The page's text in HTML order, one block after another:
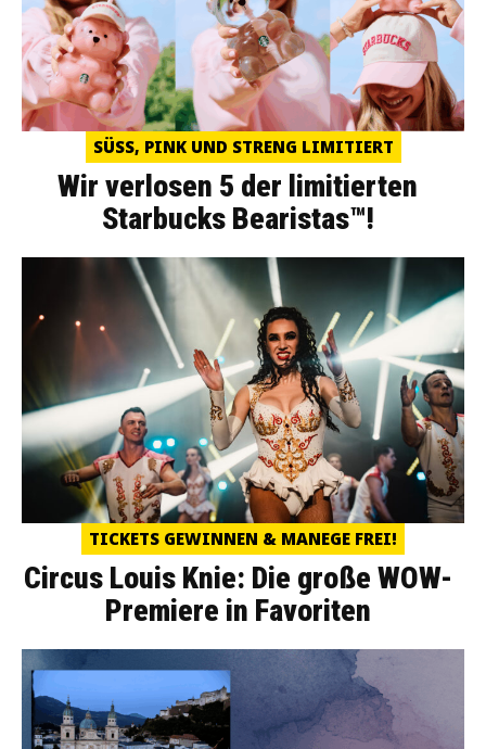
SÜSS, PINK UND STRENG LIMITIERT
Wir verlosen 5 der limitierten
Starbucks Bearistas™!
TICKETS GEWINNEN & MANEGE FREI!
Circus Louis Knie: Die große WOW-
Premiere in Favoriten